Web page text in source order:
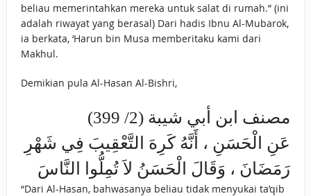
beliau memerintahkan mereka untuk salat di rumah.” (ini
adalah riwayat yang berasal) Dari hadis Ibnu Al-Mubarok,
ia berkata, ‘Harun bin Musa memberitaku kami dari
Makhul.
Demikian pula Al-Hasan Al-Bishri,
مصنف ابن أبي شيبة (2/ 399)
عَنِ الْحَسَنِ ، أَنَّهُ كَرِهَ التَّعْقِيبَ فِي شَهْرِ
رَمَضَانَ ، وَقَالَ الْحَسَنُ لاَ تُمِلُّوا النَّاسَ
“Dari Al-Hasan, bahwasanya beliau tidak menyukai ta’qib